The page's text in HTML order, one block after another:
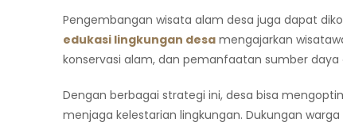
Pengembangan wisata alam desa juga dapat
edukasi lingkungan desa mengajarkan
konservasi alam, dan pemanfaatan sumber
Dengan berbagai strategi ini, desa bisa
menjaga kelestarian lingkungan. Dukungan